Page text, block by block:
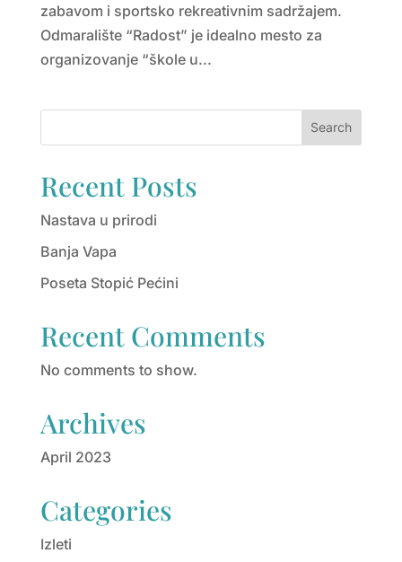
zabavom i sportsko rekreativnim sadržajem.
Odmaralište “Radost” je idealno mesto za
organizovanje “škole u...
Search
Recent Posts
Nastava u prirodi
Banja Vapa
Poseta Stopić Pećini
Recent Comments
No comments to show.
Archives
April 2023
Categories
Izleti